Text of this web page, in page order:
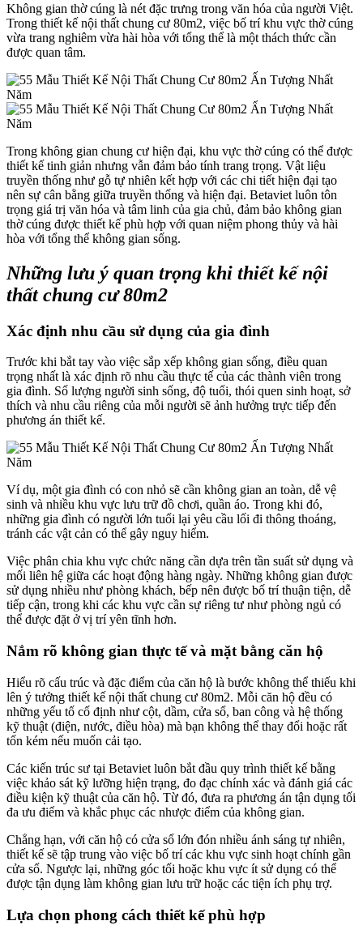
Không gian thờ cúng là nét đặc trưng trong văn hóa của người Việt.
Trong thiết kế nội thất chung cư 80m2, việc bố trí khu vực thờ cúng
vừa trang nghiêm vừa hài hòa với tổng thể là một thách thức cần
được quan tâm.
Trong không gian chung cư hiện đại, khu vực thờ cúng có thể được
thiết kế tinh giản nhưng vẫn đảm bảo tính trang trọng. Vật liệu
truyền thống như gỗ tự nhiên kết hợp với các chi tiết hiện đại tạo
nên sự cân bằng giữa truyền thống và hiện đại. Betaviet luôn tôn
trọng giá trị văn hóa và tâm linh của gia chủ, đảm bảo không gian
thờ cúng được thiết kế phù hợp với quan niệm phong thủy và hài
hòa với tổng thể không gian sống.
Những lưu ý quan trọng khi thiết kế nội
thất chung cư 80m2
Xác định nhu cầu sử dụng của gia đình
Trước khi bắt tay vào việc sắp xếp không gian sống, điều quan
trọng nhất là xác định rõ nhu cầu thực tế của các thành viên trong
gia đình. Số lượng người sinh sống, độ tuổi, thói quen sinh hoạt, sở
thích và nhu cầu riêng của mỗi người sẽ ảnh hưởng trực tiếp đến
phương án thiết kế.
Ví dụ, một gia đình có con nhỏ sẽ cần không gian an toàn, dễ vệ
sinh và nhiều khu vực lưu trữ đồ chơi, quần áo. Trong khi đó,
những gia đình có người lớn tuổi lại yêu cầu lối đi thông thoáng,
tránh các vật cản có thể gây nguy hiểm.
Việc phân chia khu vực chức năng cần dựa trên tần suất sử dụng và
mối liên hệ giữa các hoạt động hàng ngày. Những không gian được
sử dụng nhiều như phòng khách, bếp nên được bố trí thuận tiện, dễ
tiếp cận, trong khi các khu vực cần sự riêng tư như phòng ngủ có
thể được đặt ở vị trí yên tĩnh hơn.
Nắm rõ không gian thực tế và mặt bằng căn hộ
Hiểu rõ cấu trúc và đặc điểm của căn hộ là bước không thể thiếu khi
lên ý tưởng thiết kế nội thất chung cư 80m2. Mỗi căn hộ đều có
những yếu tố cố định như cột, dầm, cửa sổ, ban công và hệ thống
kỹ thuật (điện, nước, điều hòa) mà bạn không thể thay đổi hoặc rất
tốn kém nếu muốn cải tạo.
Các kiến trúc sư tại Betaviet luôn bắt đầu quy trình thiết kế bằng
việc khảo sát kỹ lưỡng hiện trạng, đo đạc chính xác và đánh giá các
điều kiện kỹ thuật của căn hộ. Từ đó, đưa ra phương án tận dụng tối
đa ưu điểm và khắc phục các nhược điểm của không gian.
Chẳng hạn, với căn hộ có cửa sổ lớn đón nhiều ánh sáng tự nhiên,
thiết kế sẽ tập trung vào việc bố trí các khu vực sinh hoạt chính gần
cửa sổ. Ngược lại, những góc tối hoặc khu vực ít sử dụng có thể
được tận dụng làm không gian lưu trữ hoặc các tiện ích phụ trợ.
Lựa chọn phong cách thiết kế phù hợp